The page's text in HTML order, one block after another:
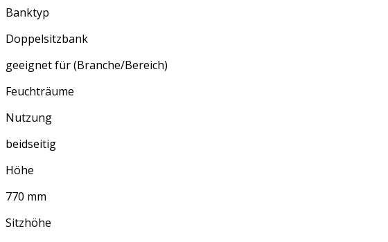
Banktyp
Doppelsitzbank
geeignet für (Branche/Bereich)
Feuchträume
Nutzung
beidseitig
Höhe
770 mm
Sitzhöhe